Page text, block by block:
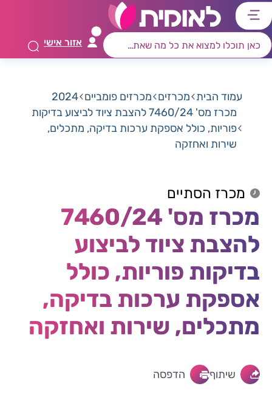
דלג
לתפריט
ראשי
דלג
לרכיב
חיפוש
דלג
לתוכן
מרכזי
דלג
לאזור
קישורים
אזור אישי
עמוד הבית מכרזים מכרזים פומביים 2024
מכרז מס' 7460/24 להצבת ציוד לביצוע בדיקות
פוריות, כולל אספקת ערכות בדיקה, מתכלים,
שירות ואחזקה
מכרז הסתיים
מכרז מס' 7460/24
להצבת ציוד לביצוע
בדיקות פוריות, כולל
אספקת ערכות בדיקה,
מתכלים, שירות ואחזקה
שיתוף הדפסה